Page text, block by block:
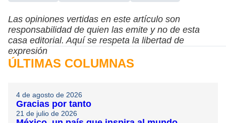
Las opiniones vertidas en este artículo son
responsabilidad de quien las emite y no de esta
casa editorial. Aquí se respeta la libertad de
expresión
ÚLTIMAS COLUMNAS
4 de agosto de 2026
Gracias por tanto
21 de julio de 2026